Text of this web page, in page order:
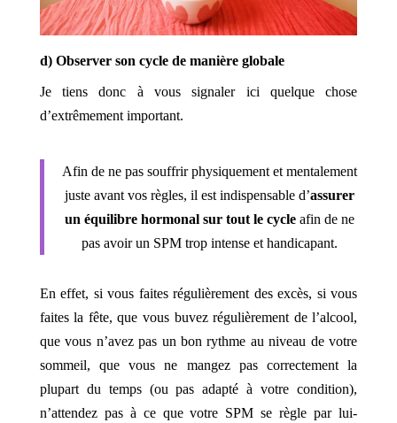
d) Observer son cycle de manière globale
Je tiens donc à vous signaler ici quelque chose
d’extrêmement important.
Afin de ne pas souffrir physiquement et mentalement
juste avant vos règles, il est indispensable d’assurer
un équilibre hormonal sur tout le cycleafin de ne
pas avoir un SPM trop intense et handicapant.
En effet, si vous faites régulièrement des excès, si vous
faites la fête, que vous buvez régulièrement de l’alcool,
que vous n’avez pas un bon rythme au niveau de votre
sommeil, que vous ne mangez pas correctement la
plupart du temps (ou pas adapté à votre condition),
n’attendez pas à ce que votre SPM se règle par lui-